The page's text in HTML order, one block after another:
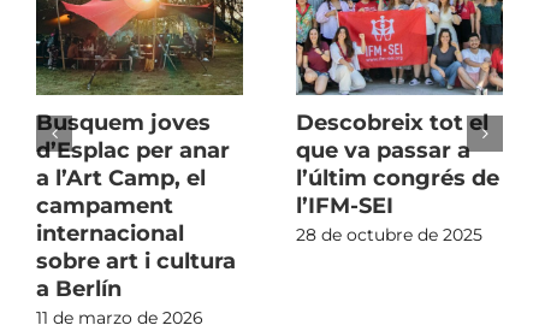
Busquem joves
d’Esplac per anar
a l’Art Camp, el
campament
internacional
sobre art i cultura
a Berlín
11 de marzo de 2026
Descobreix tot el
que va passar a
l’últim congrés de
l’IFM-SEI
28 de octubre de 2025